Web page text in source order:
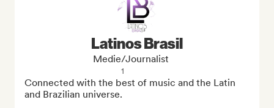
Latinos Brasil
Medie/journalist
1
Connected with the best of music and the Latin
and Brazilian universe.